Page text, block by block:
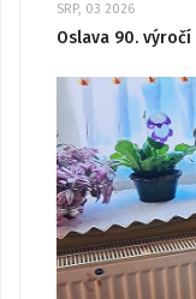
SRP, 03 2026
Oslava 90.